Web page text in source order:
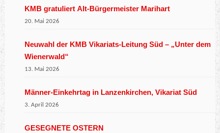
KMB gratuliert Alt-Bürgermeister Marihart
20. Mai 2026
Neuwahl der KMB Vikariats-Leitung Süd – „Unter dem
Wienerwald“
13. Mai 2026
Männer-Einkehrtag in Lanzenkirchen, Vikariat Süd
3. April 2026
GESEGNETE OSTERN